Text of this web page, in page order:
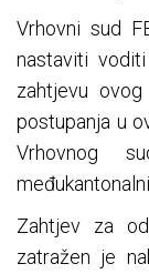
Vrhovni sud
nastaviti
zahtjevu
postupanja u
Vrhovnog
Zahtjev za
zatražen je